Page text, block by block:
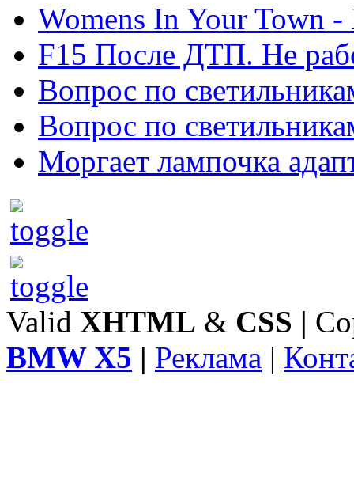
Womens In Your Town
F15 После ДТП. Не
Вопрос по
Вопрос по
Моргает лампочка
Valid XHTML & CSS |
BMW X5 | Реклама |